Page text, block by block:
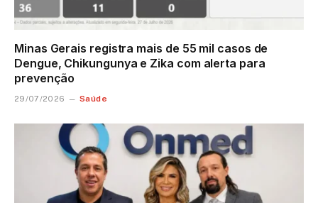
Minas Gerais registra mais de 55 mil casos de
Dengue, Chikungunya e Zika com alerta para
prevenção
29/07/2026 Saúde